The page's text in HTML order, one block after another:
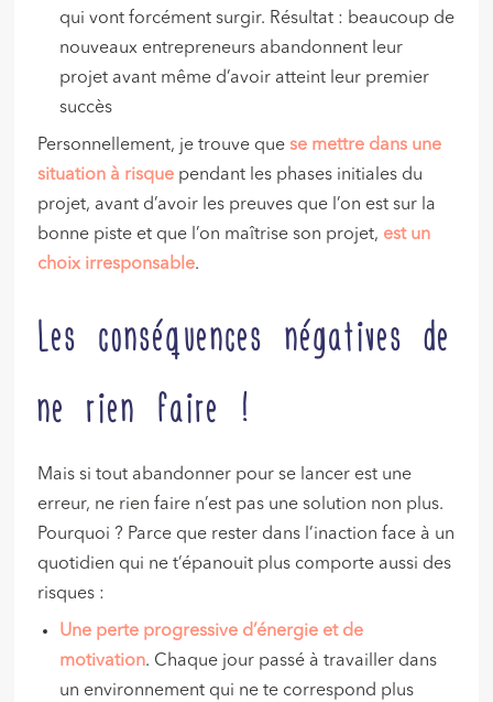
qui vont forcément surgir. Résultat : beaucoup de
nouveaux entrepreneurs abandonnent leur
projet avant même d’avoir atteint leur premier
succès
Personnellement, je trouve quese mettre dans une
situation à risque pendant les phases initiales du
projet, avant d’avoir les preuves que l’on est sur la
bonne piste et que l’on maîtrise son projet, est un
choix irresponsable.
Les conséquences négatives de
ne rien faire !
Mais si tout abandonner pour se lancer est une
erreur, ne rien faire n’est pas une solution non plus.
Pourquoi ? Parce que rester dans l’inaction face à un
quotidien qui ne t’épanouit plus comporte aussi des
risques :
Une perte progressive d’énergie et de
motivation. Chaque jour passé à travailler dans
un environnement qui ne te correspond plus